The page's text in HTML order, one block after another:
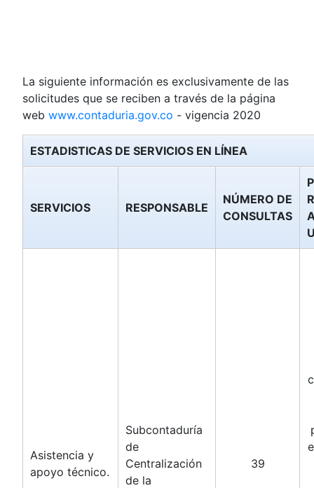
La siguiente información es exclusivamente de las
solicitudes que se reciben a través de la página
web www.contaduria.gov.co - vigencia 2020
ESTADISTICAS DE SERVICIOS EN LÍNEA
SERVICIOS RESPONSABLE
NÚMERO DE
CONSULTAS
Asistencia y
apoyo técnico.
Subcontaduría
de
Centralización
de la
39